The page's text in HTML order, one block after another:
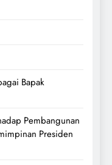
Bapak
Pembangunan
Presiden